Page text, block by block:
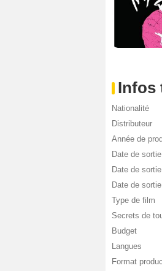
Infos
Nationalité
Distributeur
Année de
Date de
Date de
Date de
Type de film
Secrets de
Budget
Langues
Format